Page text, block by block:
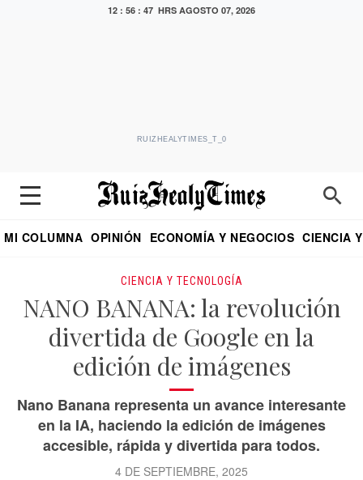
12 : 56 : 48 HRS AGOSTO 07, 2026
RUIZHEALYTIMES_T_0
MI COLUMNA OPINIÓN ECONOMÍA Y NEGOCIOS CIENCIA
CIENCIA Y TECNOLOGÍA
NANO BANANA: la revolución
divertida de Google en la
edición de imágenes
Nano Banana representa un avance interesante
en la IA, haciendo la edición de imágenes
accesible, rápida y divertida para todos.
4 DE SEPTIEMBRE, 2025